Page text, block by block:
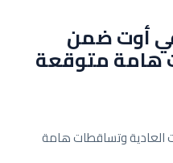
في أوت ضمن
هامة متوقعة
العادية وتساقطات هامة